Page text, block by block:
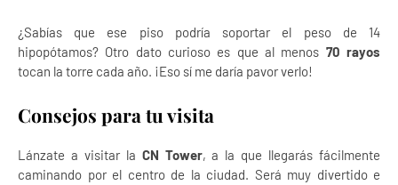
¿Sabías que ese piso podría soportar el peso de 14
hipopótamos? Otro dato curioso es que al menos 70 rayos
tocan la torre cada año. ¡Eso sí me daría pavor verlo!
Consejos para tu visita
Lánzate a visitar la CN Tower, a la que llegarás fácilmente
caminando por el centro de la ciudad. Será muy divertido e